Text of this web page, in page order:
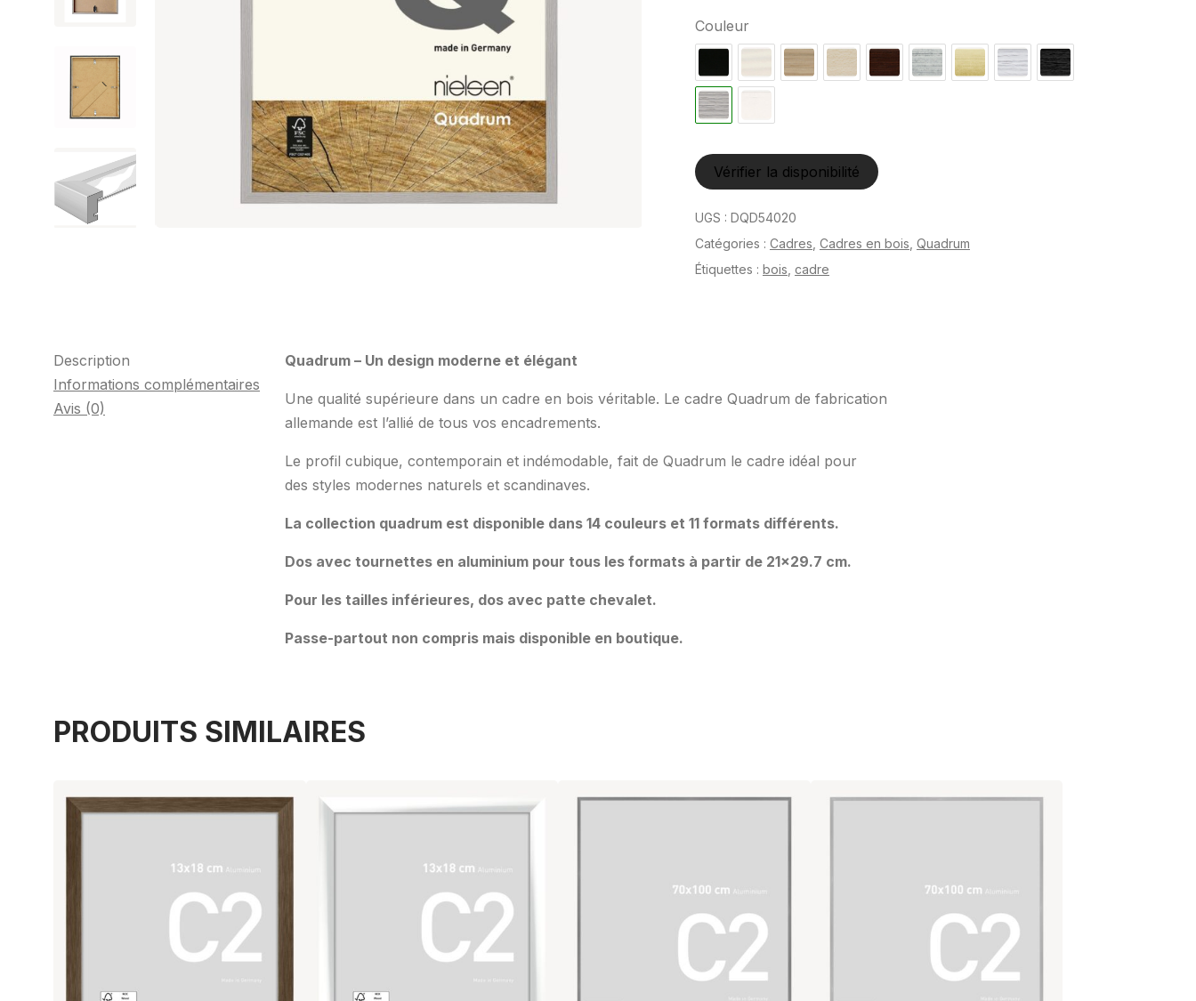
Couleur
Vérifier la disponibilité
UGS : DQD54020
Catégories : Cadres Cadres en bois Quadrum
Étiquettes : bois cadre
Description
Informations complémentaires
Avis (0)
Quadrum – Un design moderne et élégant
Une qualité supérieure dans un cadre en bois véritable. Le cadre Quadrum de fabrication
allemande est l’allié de tous vos encadrements.
Le profil cubique, contemporain et indémodable, fait de Quadrum le cadre idéal pour
des styles modernes naturels et scandinaves.
La collection quadrum est disponible dans 14 couleurs et 11 formats différents.
Dos avec tournettes en aluminium pour tous les formats à partir de 21×29.7 cm.
Pour les tailles inférieures, dos avec patte chevalet.
Passe-partout non compris mais disponible en boutique.
PRODUITS SIMILAIRES